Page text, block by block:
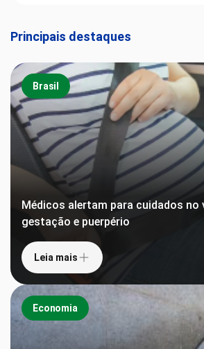
Principais destaques
Brasil
Médicos alertam para cuidados no
gestação e puerpério
Leia mais
Economia